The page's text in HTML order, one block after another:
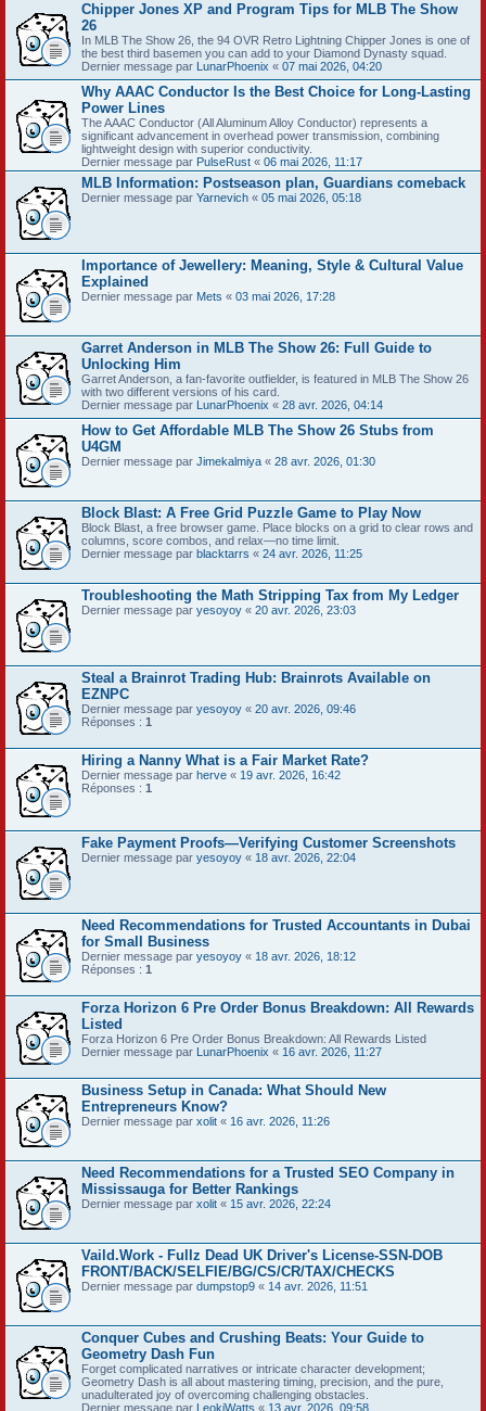
Chipper Jones XP and Program Tips for MLB The Show
26
In MLB The Show 26, the 94 OVR Retro Lightning Chipper Jones is one of
the best third basemen you can add to your Diamond Dynasty squad.
Dernier message par LunarPhoenix « 07 mai 2026, 04:20
Why AAAC Conductor Is the Best Choice for Long-Lasting
Power Lines
The AAAC Conductor (All Aluminum Alloy Conductor) represents a
significant advancement in overhead power transmission, combining
lightweight design with superior conductivity.
Dernier message par PulseRust « 06 mai 2026, 11:17
MLB Information: Postseason plan, Guardians comeback
Dernier message par Yarnevich « 05 mai 2026, 05:18
Importance of Jewellery: Meaning, Style & Cultural Value
Explained
Dernier message par Mets « 03 mai 2026, 17:28
Garret Anderson in MLB The Show 26: Full Guide to
Unlocking Him
Garret Anderson, a fan-favorite outfielder, is featured in MLB The Show 26
with two different versions of his card.
Dernier message par LunarPhoenix « 28 avr. 2026, 04:14
How to Get Affordable MLB The Show 26 Stubs from
U4GM
Dernier message par Jimekalmiya « 28 avr. 2026, 01:30
Block Blast: A Free Grid Puzzle Game to Play Now
Block Blast, a free browser game. Place blocks on a grid to clear rows and
columns, score combos, and relax—no time limit.
Dernier message par blacktarrs « 24 avr. 2026, 11:25
Troubleshooting the Math Stripping Tax from My Ledger
Dernier message par yesoyoy « 20 avr. 2026, 23:03
Steal a Brainrot Trading Hub: Brainrots Available on
EZNPC
Dernier message par yesoyoy « 20 avr. 2026, 09:46
Réponses : 1
Hiring a Nanny What is a Fair Market Rate?
Dernier message par herve « 19 avr. 2026, 16:42
Réponses : 1
Fake Payment Proofs—Verifying Customer Screenshots
Dernier message par yesoyoy « 18 avr. 2026, 22:04
Need Recommendations for Trusted Accountants in Dubai
for Small Business
Dernier message par yesoyoy « 18 avr. 2026, 18:12
Réponses : 1
Forza Horizon 6 Pre Order Bonus Breakdown: All Rewards
Listed
Forza Horizon 6 Pre Order Bonus Breakdown: All Rewards Listed
Dernier message par LunarPhoenix « 16 avr. 2026, 11:27
Business Setup in Canada: What Should New
Entrepreneurs Know?
Dernier message par xolit « 16 avr. 2026, 11:26
Need Recommendations for a Trusted SEO Company in
Mississauga for Better Rankings
Dernier message par xolit « 15 avr. 2026, 22:24
Vaild.Work - Fullz Dead UK Driver's License-SSN-DOB
FRONT/BACK/SELFIE/BG/CS/CR/TAX/CHECKS
Dernier message par dumpstop9 « 14 avr. 2026, 11:51
Conquer Cubes and Crushing Beats: Your Guide to
Geometry Dash Fun
Forget complicated narratives or intricate character development;
Geometry Dash is all about mastering timing, precision, and the pure,
unadulterated joy of overcoming challenging obstacles.
Dernier message par LeokiWatts « 13 avr. 2026, 09:58